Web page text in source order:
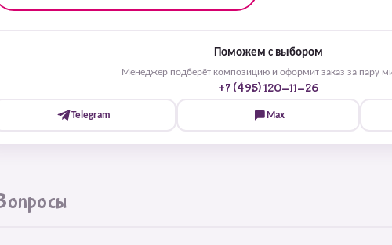
Поможем с выбором
Менеджер подберёт композицию и оформит заказ за пару
+7 (495) 120-11-26
Telegram Max